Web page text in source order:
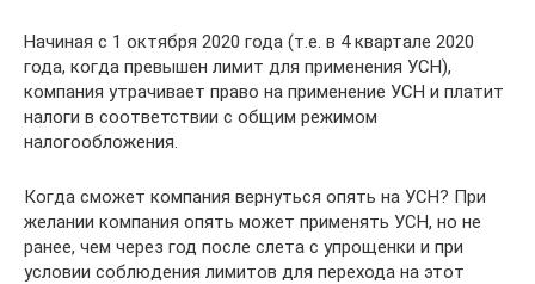
Начиная с 1 октября 2020 года (т.е. в 4 квартале 2020
года, когда превышен лимит для применения УСН),
компания утрачивает право на применение УСН и платит
налоги в соответствии с общим режимом
налогообложения.
Когда сможет компания вернуться опять на УСН? При
желании компания опять может применять УСН, но не
ранее, чем через год после слета с упрощенки и при
условии соблюдения лимитов для перехода на этот